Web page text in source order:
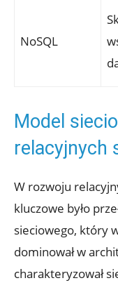
NoSQL
Model
relacyjnych
W rozwoju
‌kluczowe było
sieciowego, który
dominował w
⁣charakteryzował